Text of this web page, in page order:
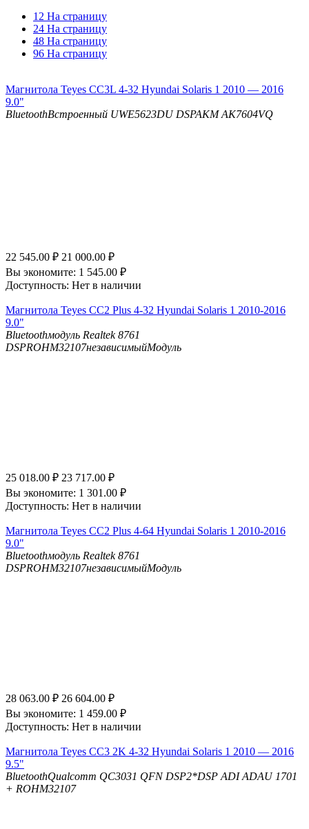
12 На страницу
24 На страницу
48 На страницу
96 На страницу
Магнитола Teyes CC3L 4-32 Hyundai Solaris 1 2010 — 2016
9.0"
BluetoothВстроенный UWE5623DU DSPAKM AK7604VQ
22 545.00 ₽ 21 000.00 ₽
Вы экономите: 1 545.00 ₽
Доступность: Нет в наличии
Магнитола Teyes CC2 Plus 4-32 Hyundai Solaris 1 2010-2016
9.0"
Bluetoothмодуль Realtek 8761
DSPROHM32107независимыйМодуль
25 018.00 ₽ 23 717.00 ₽
Вы экономите: 1 301.00 ₽
Доступность: Нет в наличии
Магнитола Teyes CC2 Plus 4-64 Hyundai Solaris 1 2010-2016
9.0"
Bluetoothмодуль Realtek 8761
DSPROHM32107независимыйМодуль
28 063.00 ₽ 26 604.00 ₽
Вы экономите: 1 459.00 ₽
Доступность: Нет в наличии
Магнитола Teyes CC3 2K 4-32 Hyundai Solaris 1 2010 — 2016
9.5"
BluetoothQualcomm QC3031 QFN DSP2*DSP ADI ADAU 1701
+ ROHM32107